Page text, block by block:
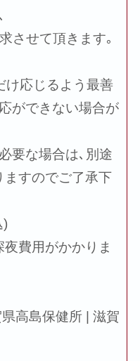
させて頂きます｡
け応じるよう最善
ができない場合が
要な場合は､別途
ますのでご了承下
)
費用がかかりま
高島保健所 | 滋賀